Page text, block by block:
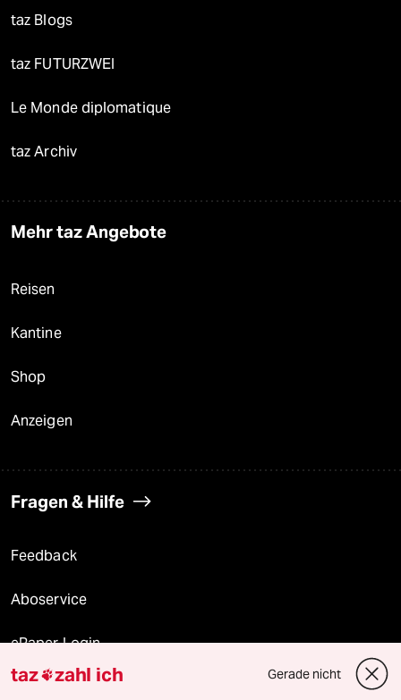
taz Blogs
taz FUTURZWEI
Le Monde diplomatique
taz Archiv
Mehr taz Angebote
Reisen
Kantine
Shop
Anzeigen
Fragen & Hilfe
Feedback
Aboservice
ePaper Login
Downloads für Abonnierende
taz zahl ich Gerade nicht